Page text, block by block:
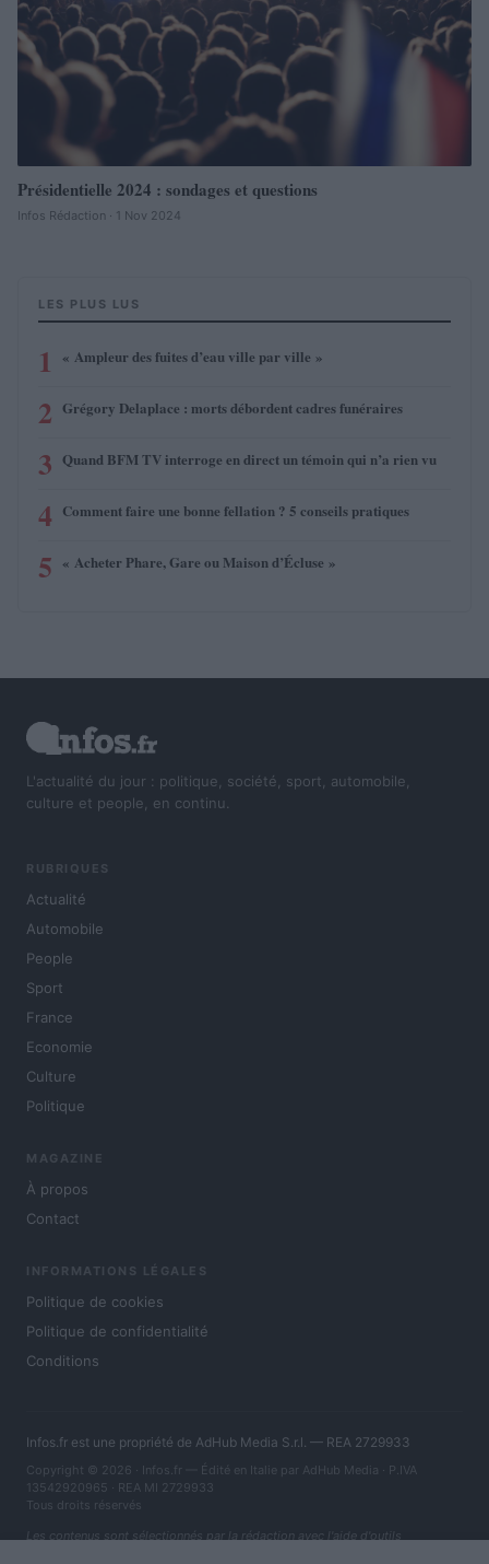
Présidentielle 2024 : sondages et questions
Infos Rédaction · 1 Nov 2024
LES PLUS LUS
1 « Ampleur des fuites d’eau ville par ville »
2 Grégory Delaplace : morts débordent cadres funéraires
3 Quand BFM TV interroge en direct un témoin qui n’a rien vu
4 Comment faire une bonne fellation ? 5 conseils pratiques
5 « Acheter Phare, Gare ou Maison d’Écluse »
L'actualité du jour : politique, société, sport, automobile,
culture et people, en continu.
RUBRIQUES
Actualité
Automobile
People
Sport
France
Economie
Culture
Politique
MAGAZINE
À propos
Contact
INFORMATIONS LÉGALES
Politique de cookies
Politique de confidentialité
Conditions
Infos.fr est une propriété de AdHub Media S.r.l. — REA 2729933
Copyright © 2026 · Infos.fr — Édité en Italie par AdHub Media · P.IVA
13542920965 · REA MI 2729933
Tous droits réservés
Les contenus sont sélectionnés par la rédaction avec l'aide d'outils